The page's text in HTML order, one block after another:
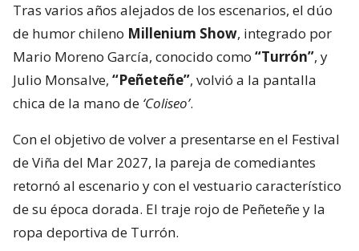
Tras varios años alejados de los escenarios, el dúo
de humor chileno Millenium Show, integrado por
Mario Moreno García, conocido como “Turrón”, y
Julio Monsalve, “Peñeteñe”, volvió a la pantalla
chica de la mano de ‘Coliseo’.
Con el objetivo de volver a presentarse en el Festival
de Viña del Mar 2027, la pareja de comediantes
retornó al escenario y con el vestuario característico
de su época dorada. El traje rojo de Peñeteñe y la
ropa deportiva de Turrón.